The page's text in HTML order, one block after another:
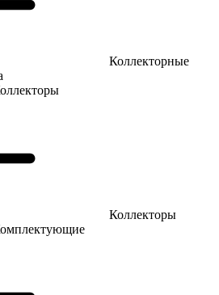
Коллекторные
Коллекторы